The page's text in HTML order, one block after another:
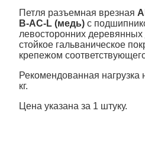
Петля разъемная врезная
B-AC-L (медь) с
левосторонних
стойкое гальваническое
крепежом
Рекомендованная нагрузка
кг.
Цена указана за 1 штуку.